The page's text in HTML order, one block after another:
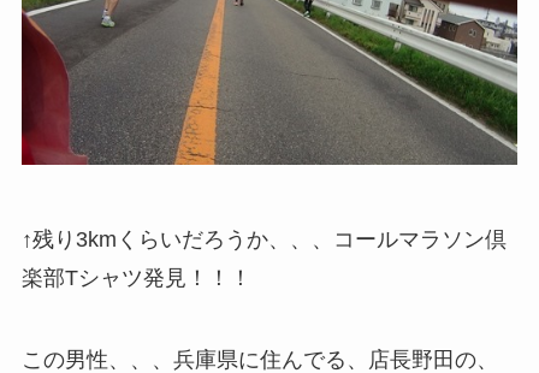
↑残り3kmくらいだろうか、、、コールマラソン倶
楽部Tシャツ発見！！！
この男性、、、兵庫県に住んでる、店長野田の、